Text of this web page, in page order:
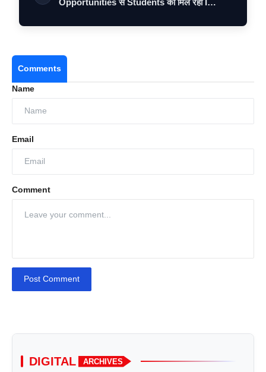
Opportunities से Students को मिल रहा I…
Comments
Name
Email
Comment
Post Comment
DIGITAL ARCHIVES